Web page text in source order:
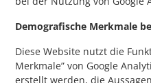
Demografische Merkmale
Diese Website nutzt die
Merkmale” von Google
erstellt werden, die